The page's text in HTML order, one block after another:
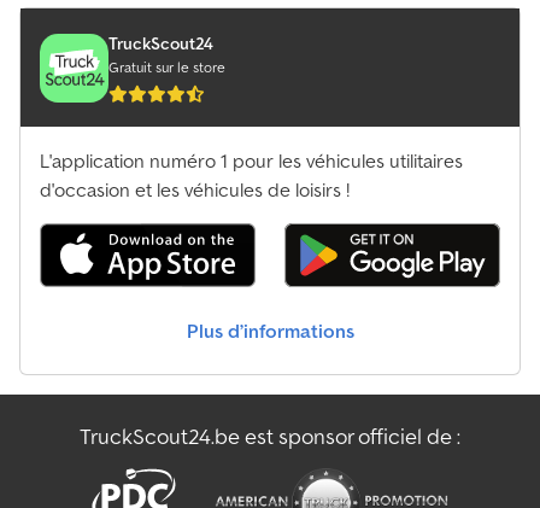
TruckScout24
Gratuit sur le store
L'application numéro 1 pour les véhicules utilitaires
d'occasion et les véhicules de loisirs !
Plus d’informations
TruckScout24.be est sponsor officiel de :